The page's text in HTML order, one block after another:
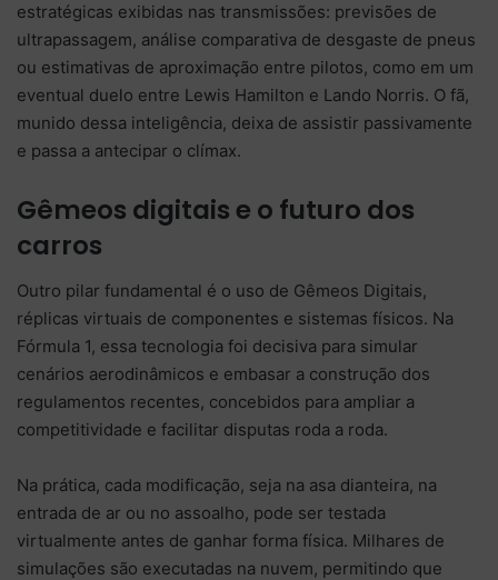
estratégicas exibidas nas transmissões: previsões de
ultrapassagem, análise comparativa de desgaste de pneus
ou estimativas de aproximação entre pilotos, como em um
eventual duelo entre Lewis Hamilton e Lando Norris. O fã,
munido dessa inteligência, deixa de assistir passivamente
e passa a antecipar o clímax.
Gêmeos digitais e o futuro dos
carros
Outro pilar fundamental é o uso de Gêmeos Digitais,
réplicas virtuais de componentes e sistemas físicos. Na
Fórmula 1, essa tecnologia foi decisiva para simular
cenários aerodinâmicos e embasar a construção dos
regulamentos recentes, concebidos para ampliar a
competitividade e facilitar disputas roda a roda.
Na prática, cada modificação, seja na asa dianteira, na
entrada de ar ou no assoalho, pode ser testada
virtualmente antes de ganhar forma física. Milhares de
simulações são executadas na nuvem, permitindo que